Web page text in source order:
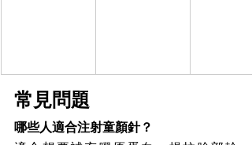
常見問題
哪些人適合注射童顏針？